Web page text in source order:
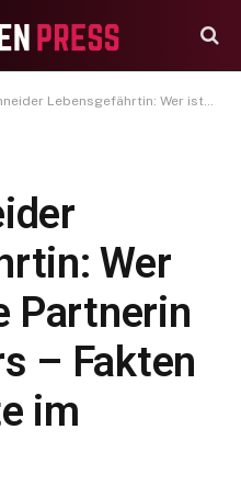
Wer ist die wahre Partnerin des Komikers – Fakten und Gerüchte im Überblick?
Wer
Partnerin
– Fakten
im